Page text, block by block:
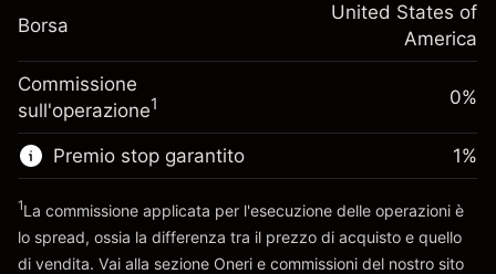
Dimensione dell'operazione a leva
Denaro da leva ~
Vai alla piattaforma
Oneri per l'intero valore della
posizione
-0.000654
%
Dimensione dell'operazione a leva
~$5,000.00
Denaro da leva ~
Vai alla piattaforma
Borsa
United States of
America
Commissione
sull'operazione1 0%
Premio stop garantito 1%
1La commissione applicata per l'esecuzione delle operazioni è
lo spread, ossia la differenza tra il prezzo di acquisto e quello
di vendita. Vai alla sezione Oneri e commissioni del nostro sito